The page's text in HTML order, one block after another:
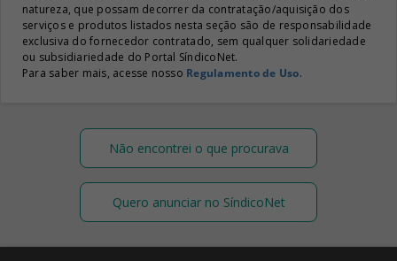
natureza, que possam decorrer da contratação/aquisição dos
serviços e produtos listados nesta seção são de responsabilidade
exclusiva do fornecedor contratado, sem qualquer solidariedade
ou subsidiariedade do Portal SíndicoNet.
Para saber mais, acesse nosso Regulamento de Uso.
Não encontrei o que procurava
Quero anunciar no SíndicoNet